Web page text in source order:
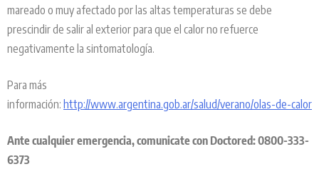
mareado o muy afectado por las altas temperaturas se debe
prescindir de salir al exterior para que el calor no refuerce
negativamente la sintomatología.
Para más
información: http://www.argentina.gob.ar/salud/verano/olas-de-calor
Ante cualquier emergencia, comunicate con Doctored: 0800-333-
6373